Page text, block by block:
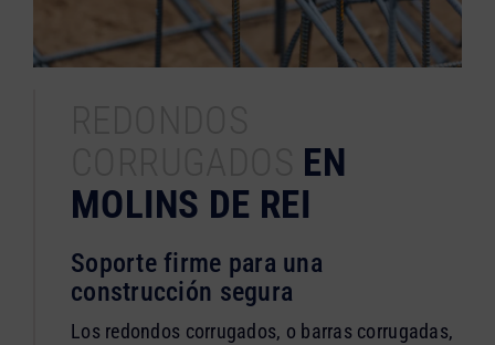
EN
MOLINS DE REI
Soporte firme para una
construcción segura
Los redondos corrugados, o barras corrugadas,